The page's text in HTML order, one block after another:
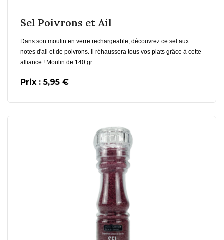
Sel Poivrons et Ail
Dans son moulin en verre rechargeable, découvrez ce sel aux
notes d'ail et de poivrons. Il réhaussera tous vos plats grâce à cette
alliance ! Moulin de 140 gr.
Prix : 5,95 €